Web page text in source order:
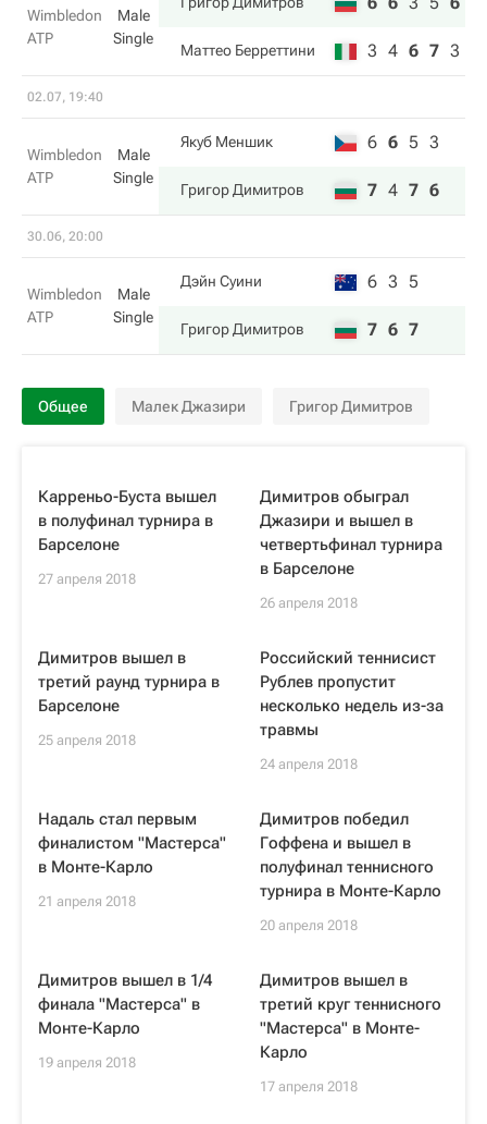
Wimbledon
ATP
Male
Single
Маттео Берреттини 3 4 6 7 3
02.07, 19:40
Wimbledon
ATP
Male
Single
Якуб Меншик 6 6 5 3
Григор Димитров 7 4 7 6
30.06, 20:00
Wimbledon
ATP
Male
Single
Дэйн Суини 6 3 5
Григор Димитров 7 6 7
Общее Малек Джазири Григор Димитров
Карреньо-Буста вышел
в полуфинал турнира в
Барселоне
27 апреля 2018
Димитров обыграл
Джазири и вышел в
четвертьфинал турнира
в Барселоне
26 апреля 2018
Димитров вышел в
третий раунд турнира в
Барселоне
25 апреля 2018
Российский теннисист
Рублев пропустит
несколько недель из-за
травмы
24 апреля 2018
Надаль стал первым
финалистом "Мастерса"
в Монте-Карло
21 апреля 2018
Димитров победил
Гоффена и вышел в
полуфинал теннисного
турнира в Монте-Карло
20 апреля 2018
Димитров вышел в 1/4
финала "Мастерса" в
Монте-Карло
19 апреля 2018
Димитров вышел в
третий круг теннисного
"Мастерса" в Монте-
Карло
17 апреля 2018